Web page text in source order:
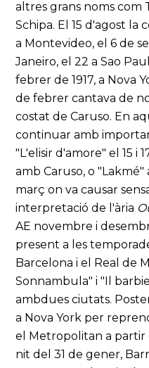
altres grans noms com
Schipa. El 15 d'agost la
a Montevideo, el 6 de
Janeiro, el 22 a Sao
febrer de 1917, a Nova
de febrer cantava de
costat de Caruso. En
continuar amb
"L'elisir d'amore" el 15 i
amb Caruso, o
març on va causar
interpretació de l'ària
AE novembre i
present a les
Barcelona i el Real de
Sonnambula" i "Il
ambdues ciutats.
a Nova York per
el Metropolitan a partir
nit del 31 de gener,